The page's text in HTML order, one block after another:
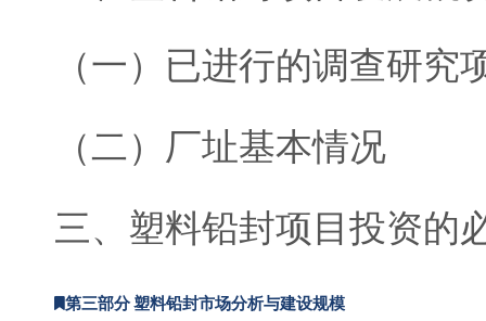
（一）已进行的调查研究
（二）厂址基本情况
三、塑料铅封项目投资的
第三部分 塑料铅封市场分析与建设规模